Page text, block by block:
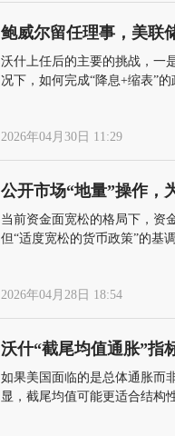
鲍威尔留任理事，美联
沃什上任后的主要的挑战，一
况下，如何完成“降息+缩表”
2026年04月30日 11:29
公开市场“地量”操作，
当前资金面宽松的格局下，资
但“适度宽松的货币政策”的基
2026年04月28日 18:54
沃什“截尾均值通胀”指
如果美国面临的是总体通胀而
显，截尾均值可能更适合结构